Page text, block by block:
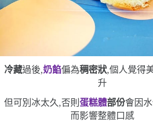
冷藏過後,奶餡偏為稠密狀,個人覺得
升
但可別冰太久,否則 蛋糕體部份會因
而影響整體口感